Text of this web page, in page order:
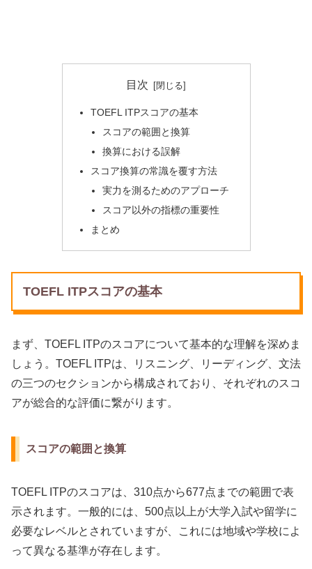
目次
TOEFL ITPスコアの基本
スコアの範囲と換算
換算における誤解
スコア換算の常識を覆す方法
実力を測るためのアプローチ
スコア以外の指標の重要性
まとめ
TOEFL ITPスコアの基本
まず、TOEFL ITPのスコアについて基本的な理解を深めま
しょう。TOEFL ITPは、リスニング、リーディング、文法
の三つのセクションから構成されており、それぞれのスコ
アが総合的な評価に繋がります。
スコアの範囲と換算
TOEFL ITPのスコアは、310点から677点までの範囲で表
示されます。一般的には、500点以上が大学入試や留学に
必要なレベルとされていますが、これには地域や学校によ
って異なる基準が存在します。